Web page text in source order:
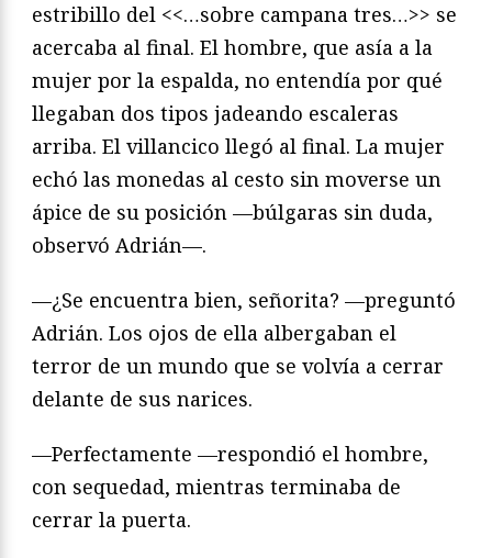
estribillo del <<…sobre campana tres…>> se
acercaba al final. El hombre, que asía a la
mujer por la espalda, no entendía por qué
llegaban dos tipos jadeando escaleras
arriba. El villancico llegó al final. La mujer
echó las monedas al cesto sin moverse un
ápice de su posición —búlgaras sin duda,
observó Adrián—.
—¿Se encuentra bien, señorita? —preguntó
Adrián. Los ojos de ella albergaban el
terror de un mundo que se volvía a cerrar
delante de sus narices.
—Perfectamente —respondió el hombre,
con sequedad, mientras terminaba de
cerrar la puerta.